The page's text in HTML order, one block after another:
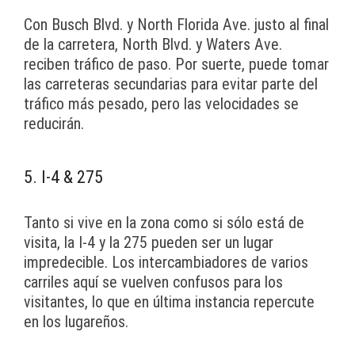
Con Busch Blvd. y North Florida Ave. justo al final
de la carretera, North Blvd. y Waters Ave.
reciben tráfico de paso. Por suerte, puede tomar
las carreteras secundarias para evitar parte del
tráfico más pesado, pero las velocidades se
reducirán.
5. I-4 & 275
Tanto si vive en la zona como si sólo está de
visita, la I-4 y la 275 pueden ser un lugar
impredecible. Los intercambiadores de varios
carriles aquí se vuelven confusos para los
visitantes, lo que en última instancia repercute
en los lugareños.